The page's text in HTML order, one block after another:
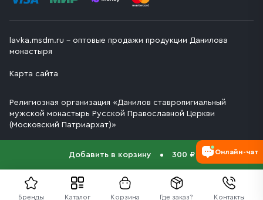
Бренды Каталог Корзина Где заказ? Контакты
Добавить в корзину 300 ₽
lavka.msdm.ru – оптовые продажи продукции Данилова
монастыря
Карта сайта
Религиозная организация «Данилов ставропигиальный
мужской монастырь Русской Православной Церкви
(Московский Патриархат)»
Онлайн-чат